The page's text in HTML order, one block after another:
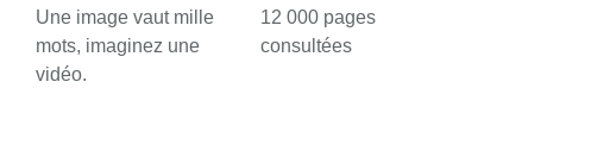
Une image vaut mille
mots, imaginez une
vidéo.
12 000 pages
consultées